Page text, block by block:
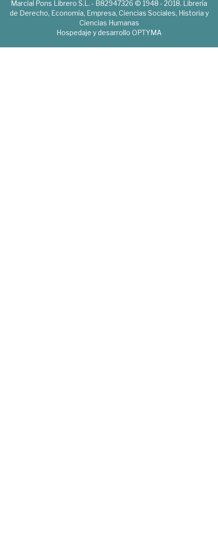
Marcial Pons Librero S.L. - B82947326 © 1948 - 2018. Librería
de Derecho, Economía, Empresa, Ciencias Sociales, Historia y
Ciencias Humanas
Hospedaje y desarrollo OPTYMA